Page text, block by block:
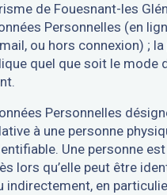
de Fouesnant-les
Personnelles (en
ou hors connexion) ;
quel que soit le mode
Personnelles
à une personne
Une personne est
lors qu’elle peut être
indirectement, en